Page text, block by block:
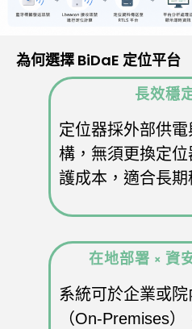
為何選擇 BiDaE 定位平台
長效穩
定位器採外部供
構，無須更換定
護成本，適合長期
在地部署 × 資
系統可於企業或
（On-Premises